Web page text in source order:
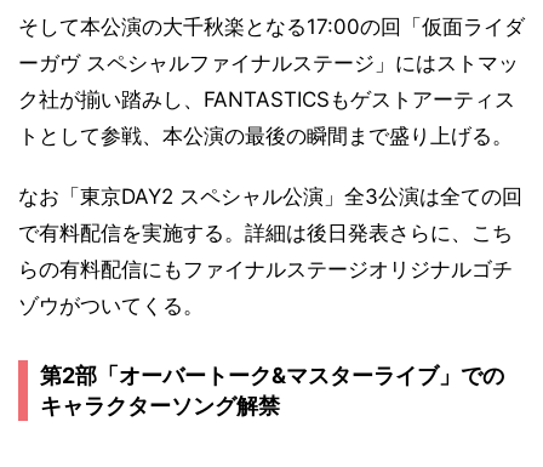
そして本公演の大千秋楽となる17:00の回「仮面ライダ
ーガヴ スペシャルファイナルステージ」にはストマッ
ク社が揃い踏みし、FANTASTICSもゲストアーティス
トとして参戦、本公演の最後の瞬間まで盛り上げる。
なお「東京DAY2 スペシャル公演」全3公演は全ての回
で有料配信を実施する。詳細は後日発表さらに、こち
らの有料配信にもファイナルステージオリジナルゴチ
ゾウがついてくる。
第2部「オーバートーク&マスターライブ」での
キャラクターソング解禁